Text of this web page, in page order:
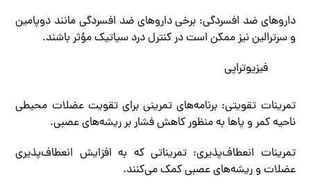
داروهای ضد افسردگی: برخی داروهای ضد افسردگی مانند دوپامین
و سرترالین نیز ممکن است در کنترل درد سیاتیک مؤثر باشند.
فیزیوتراپی
تمرینات تقویتی: برنامه‌های تمرینی برای تقویت عضلات محیطی
ناحیه کمر و پاها به منظور کاهش فشار بر ریشه‌های عصبی.
تمرینات انعطاف‌پذیری: تمریناتی که به افزایش انعطاف‌پذیری
عضلات و ریشه‌های عصبی کمک می‌کنند.